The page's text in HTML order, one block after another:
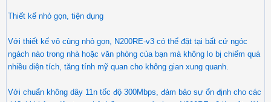
​Thiết kế nhỏ gọn, tiện dụng
Với thiết kế vô cùng nhỏ gọn, N200RE-v3 có thể đặt tại bất cứ ngóc
ngách nào trong nhà hoặc văn phòng của bạn mà không lo bị chiếm quá
nhiều diện tích, tăng tính mỹ quan cho không gian xung quanh.
Với chuẩn không dây 11n tốc độ 300Mbps, đảm bảo sự ổn định cho các